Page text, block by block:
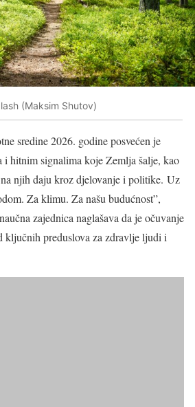
(Maksim Shutov)
sredine 2026. godine posvećen je
i hitnim signalima koje Zemlja šalje, kao
njih daju kroz djelovanje i politike. Uz
Za klimu. Za našu budućnost”,
zajednica naglašava da je očuvanje
ključnih preduslova za zdravlje ljudi i